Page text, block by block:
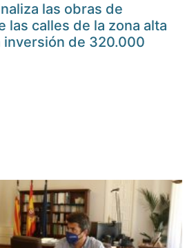
las obras de
las calles de la zona alta
inversión de 320.000